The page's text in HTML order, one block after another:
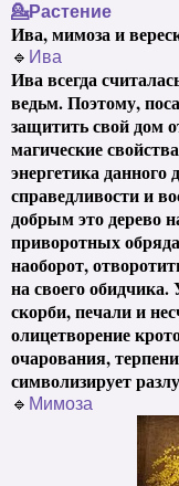
💁Растение
Ива, мимоза и
🔹 Ива
Ива всегда
ведьм. Поэтому,
защитить свой дом
магические
энергетика данного
справедливости и
добрым это дерево
приворотных
наоборот,
на своего
скорби, печали и
олицетворение
очарования,
символизирует
🔹 Мимоза